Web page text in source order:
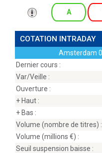
A
COTATION INTRADAY
Amsterdam
Dernier cours :
Var/Veille :
Ouverture :
+ Haut :
+ Bas :
Volume (nombre de titres) :
Volume (millions
) :
Seuil suspension baisse :